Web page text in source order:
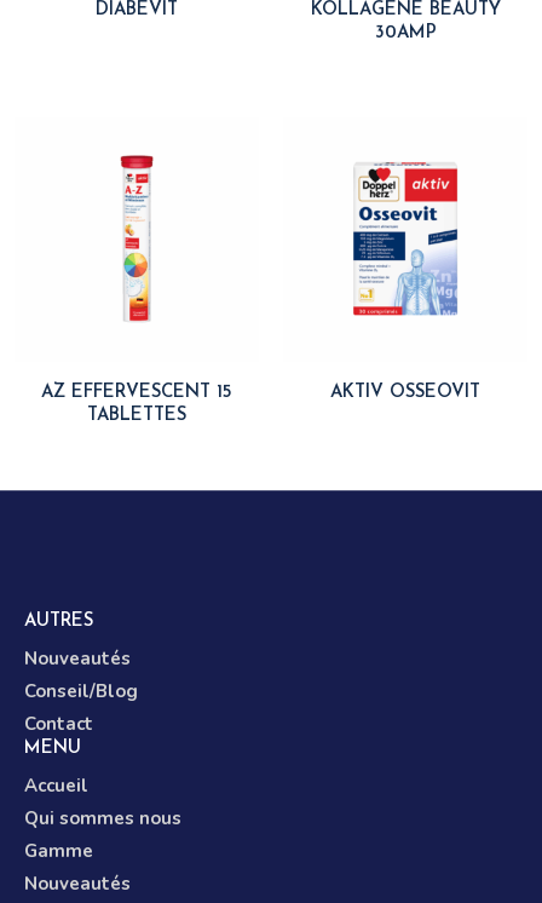
DIABÉVIT
KOLLAGENE BEAUTY
30AMP
AZ EFFERVESCENT 15
TABLETTES
AKTIV OSSEOVIT
MENU
Accueil
Qui sommes nous
Gamme
Nouveautés
AUTRES
Nouveautés
Conseil/Blog
Contact